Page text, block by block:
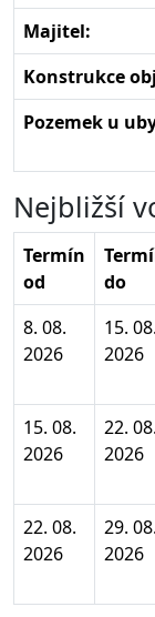
Majitel:
Konstrukce
Pozemek u
Nejbližší
Termín
od
do
8. 08.
2026
15. 08.
2026
15. 08.
2026
22. 08.
2026
22. 08.
2026
29. 08.
2026